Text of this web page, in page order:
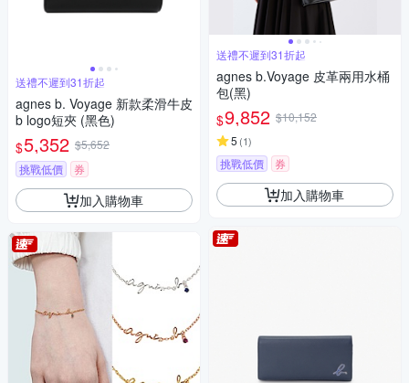
送禮不遲到31折起
agnes b. Voyage 新款柔滑牛皮
b logo短夾 (黑色)
$5,352 $5,652
挑戰低價
券
加入購物車
送禮不遲到31折起
agnes b.Voyage 皮革兩用水桶
包(黑)
$9,852 $10,152
5 (1)
挑戰低價 券
加入購物車